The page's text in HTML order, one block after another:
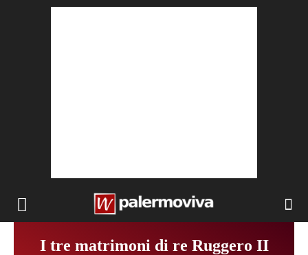
I tre matrimoni di re Ruggero II